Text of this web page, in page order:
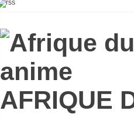
AFRIQUE